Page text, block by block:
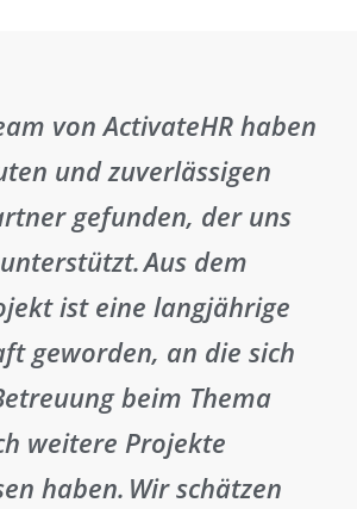
von ActivateHR haben
und zuverlässigen
gefunden, der uns
Aus dem
ist eine langjährige
geworden, an die sich
beim Thema
weitere Projekte
haben. Wir schätzen